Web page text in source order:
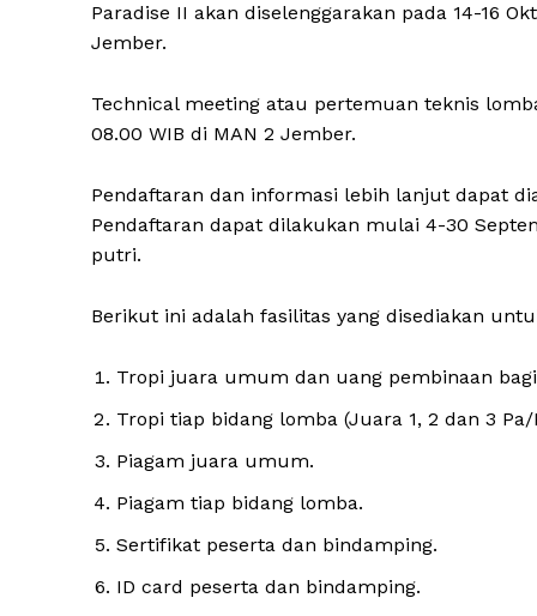
Paradise II akan diselenggarakan pada 14-16
Jember.
Technical meeting atau pertemuan teknis
08.00 WIB di MAN 2 Jember.
Pendaftaran dan informasi lebih lanjut dapat
Pendaftaran dapat dilakukan mulai 4-30
putri.
Berikut ini adalah fasilitas yang disediakan
Tropi juara umum dan uang pembinaan
Tropi tiap bidang lomba (Juara 1, 2 dan 3 Pa/
Piagam juara umum.
Piagam tiap bidang lomba.
Sertifikat peserta dan bindamping.
ID card peserta dan bindamping.